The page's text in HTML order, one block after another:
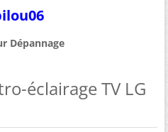
Dépannage
éclairage TV LG